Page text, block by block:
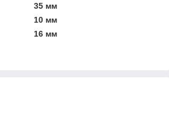
35 мм
10 мм
16 мм